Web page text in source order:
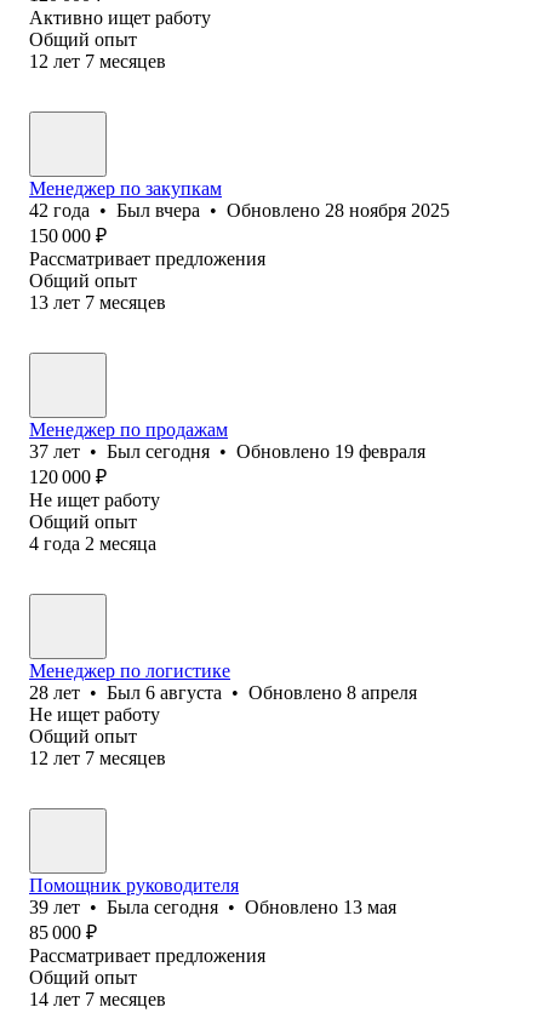
Активно ищет работу
Общий опыт
12 лет 7 месяцев
Менеджер по закупкам
42 года • Был вчера • Обновлено 28 ноября 2025
150 000 ₽
Рассматривает предложения
Общий опыт
13 лет 7 месяцев
Менеджер по продажам
37 лет • Был сегодня • Обновлено 19 февраля
120 000 ₽
Не ищет работу
Общий опыт
4 года 2 месяца
Менеджер по логистике
28 лет • Был 6 августа • Обновлено 8 апреля
Не ищет работу
Общий опыт
12 лет 7 месяцев
Помощник руководителя
39 лет • Была сегодня • Обновлено 13 мая
85 000 ₽
Рассматривает предложения
Общий опыт
14 лет 7 месяцев